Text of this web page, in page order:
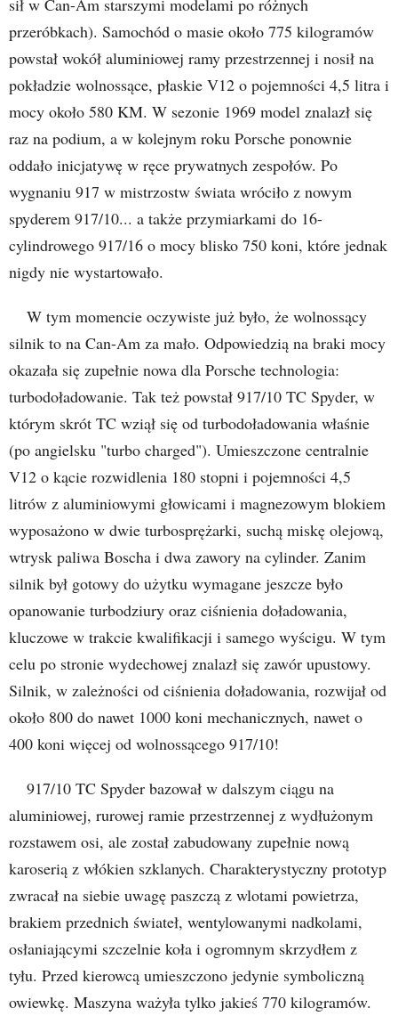
przeróbkach). Samochód o masie około 775 kilogramów
powstał wokół aluminiowej ramy przestrzennej i nosił na
pokładzie wolnossące, płaskie V12 o pojemności 4,5 litra i
mocy około 580 KM. W sezonie 1969 model znalazł się
raz na podium, a w kolejnym roku Porsche ponownie
oddało inicjatywę w ręce prywatnych zespołów. Po
wygnaniu 917 w mistrzostw świata wróciło z nowym
spyderem 917/10... a także przymiarkami do 16-
cylindrowego 917/16 o mocy blisko 750 koni, które jednak
nigdy nie wystartowało.
W tym momencie oczywiste już było, że wolnossący
silnik to na Can-Am za mało. Odpowiedzią na braki mocy
okazała się zupełnie nowa dla Porsche technologia:
turbodoładowanie. Tak też powstał 917/10 TC Spyder, w
którym skrót TC wziął się od turbodoładowania właśnie
(po angielsku "turbo charged"). Umieszczone centralnie
V12 o kącie rozwidlenia 180 stopni i pojemności 4,5
litrów z aluminiowymi głowicami i magnezowym blokiem
wyposażono w dwie turbosprężarki, suchą miskę olejową,
wtrysk paliwa Boscha i dwa zawory na cylinder. Zanim
silnik był gotowy do użytku wymagane jeszcze było
opanowanie turbodziury oraz ciśnienia doładowania,
kluczowe w trakcie kwalifikacji i samego wyścigu. W tym
celu po stronie wydechowej znalazł się zawór upustowy.
Silnik, w zależności od ciśnienia doładowania, rozwijał od
około 800 do nawet 1000 koni mechanicznych, nawet o
400 koni więcej od wolnossącego 917/10!
917/10 TC Spyder bazował w dalszym ciągu na
aluminiowej, rurowej ramie przestrzennej z wydłużonym
rozstawem osi, ale został zabudowany zupełnie nową
karoserią z włókien szklanych. Charakterystyczny prototyp
zwracał na siebie uwagę paszczą z wlotami powietrza,
brakiem przednich świateł, wentylowanymi nadkolami,
osłaniającymi szczelnie koła i ogromnym skrzydłem z
tyłu. Przed kierowcą umieszczono jedynie symboliczną
owiewkę. Maszyna ważyła tylko jakieś 770 kilogramów.